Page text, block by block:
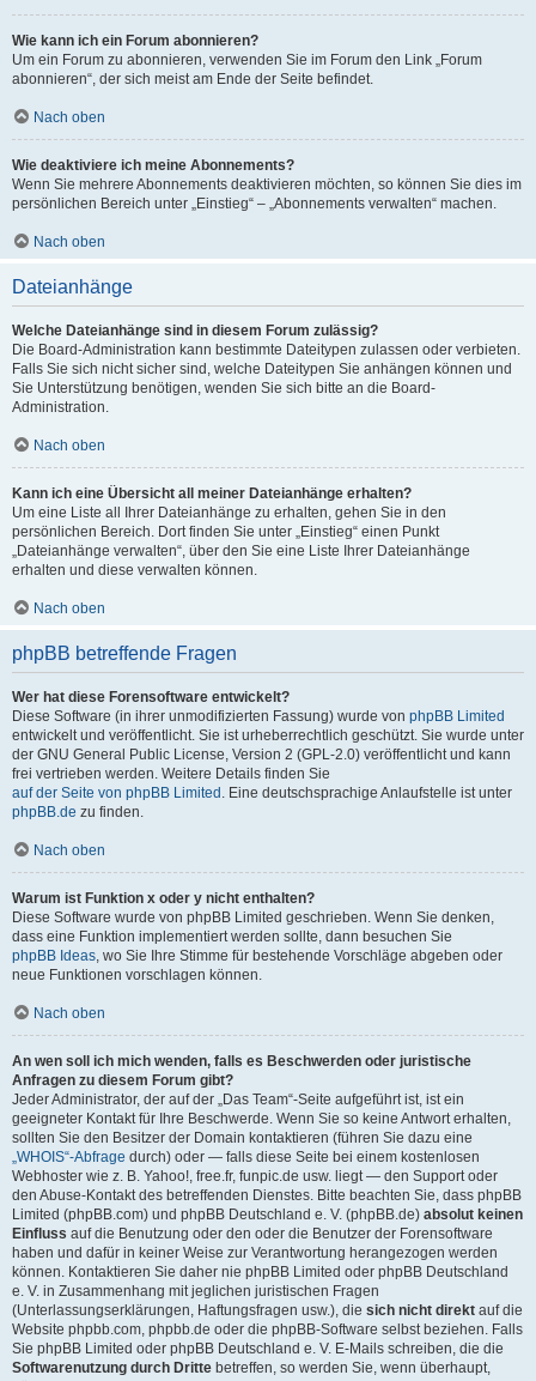
Wie kann ich ein Forum abonnieren?
Um ein Forum zu abonnieren, verwenden Sie im Forum den Link „Forum
abonnieren“, der sich meist am Ende der Seite befindet.
Nach oben
Wie deaktiviere ich meine Abonnements?
Wenn Sie mehrere Abonnements deaktivieren möchten, so können Sie dies im
persönlichen Bereich unter „Einstieg“ – „Abonnements verwalten“ machen.
Nach oben
Dateianhänge
Welche Dateianhänge sind in diesem Forum zulässig?
Die Board-Administration kann bestimmte Dateitypen zulassen oder verbieten.
Falls Sie sich nicht sicher sind, welche Dateitypen Sie anhängen können und
Sie Unterstützung benötigen, wenden Sie sich bitte an die Board-
Administration.
Nach oben
Kann ich eine Übersicht all meiner Dateianhänge erhalten?
Um eine Liste all Ihrer Dateianhänge zu erhalten, gehen Sie in den
persönlichen Bereich. Dort finden Sie unter „Einstieg“ einen Punkt
„Dateianhänge verwalten“, über den Sie eine Liste Ihrer Dateianhänge
erhalten und diese verwalten können.
Nach oben
phpBB betreffende Fragen
Wer hat diese Forensoftware entwickelt?
Diese Software (in ihrer unmodifizierten Fassung) wurde von phpBB Limited
entwickelt und veröffentlicht. Sie ist urheberrechtlich geschützt. Sie wurde unter
der GNU General Public License, Version 2 (GPL-2.0) veröffentlicht und kann
frei vertrieben werden. Weitere Details finden Sie
auf der Seite von phpBB Limited . Eine deutschsprachige Anlaufstelle ist unter
phpBB.de zu finden.
Nach oben
Warum ist Funktion x oder y nicht enthalten?
Diese Software wurde von phpBB Limited geschrieben. Wenn Sie denken,
dass eine Funktion implementiert werden sollte, dann besuchen Sie
phpBB Ideas, wo Sie Ihre Stimme für bestehende Vorschläge abgeben oder
neue Funktionen vorschlagen können.
Nach oben
An wen soll ich mich wenden, falls es Beschwerden oder juristische
Anfragen zu diesem Forum gibt?
Jeder Administrator, der auf der „Das Team“-Seite aufgeführt ist, ist ein
geeigneter Kontakt für Ihre Beschwerde. Wenn Sie so keine Antwort erhalten,
sollten Sie den Besitzer der Domain kontaktieren (führen Sie dazu eine
„WHOIS“-Abfrage durch) oder — falls diese Seite bei einem kostenlosen
Webhoster wie z. B. Yahoo!, free.fr, funpic.de usw. liegt — den Support oder
den Abuse-Kontakt des betreffenden Dienstes. Bitte beachten Sie, dass phpBB
Limited (phpBB.com) und phpBB Deutschland e. V. (phpBB.de) absolut keinen
Einfluss auf die Benutzung oder den oder die Benutzer der Forensoftware
haben und dafür in keiner Weise zur Verantwortung herangezogen werden
können. Kontaktieren Sie daher nie phpBB Limited oder phpBB Deutschland
e. V. in Zusammenhang mit jeglichen juristischen Fragen
(Unterlassungserklärungen, Haftungsfragen usw.), die sich nicht direkt auf die
Website phpbb.com, phpbb.de oder die phpBB-Software selbst beziehen. Falls
Sie phpBB Limited oder phpBB Deutschland e. V. E-Mails schreiben, die die
Softwarenutzung durch Dritte betreffen, so werden Sie, wenn überhaupt,